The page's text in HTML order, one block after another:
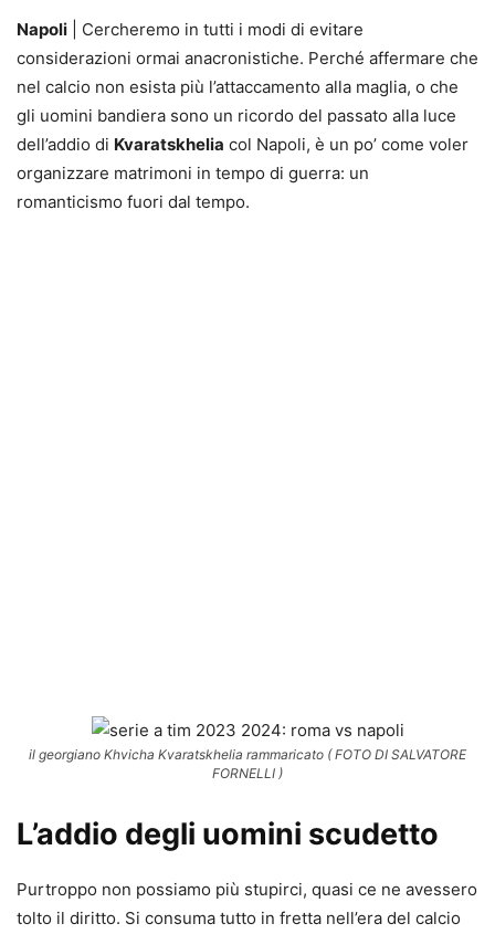
Napoli | Cercheremo in tutti i modi di evitare
considerazioni ormai anacronistiche. Perché affermare che
nel calcio non esista più l’attaccamento alla maglia, o che
gli uomini bandiera sono un ricordo del passato alla luce
dell’addio di Kvaratskhelia col Napoli, è un po’ come voler
organizzare matrimoni in tempo di guerra: un
romanticismo fuori dal tempo.
il georgiano Khvicha Kvaratskhelia rammaricato ( FOTO DI SALVATORE
FORNELLI )
L’addio degli uomini scudetto
Purtroppo non possiamo più stupirci, quasi ce ne avessero
tolto il diritto. Si consuma tutto in fretta nell’era del calcio